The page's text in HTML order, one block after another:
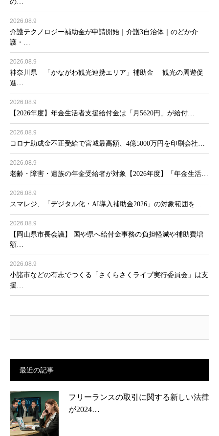
の…
2026.08.9
介護テクノロジー補助金が申請開始｜介護3自治体｜のどか介
護・…
2026.08.9
神奈川県 「かながわ観光連携エリア」補助金 観光の周遊促
進…
2026.08.9
【2026年度】年金生活者支援給付金は「月5620円」が給付…
2026.08.9
コロナ助成金不正受給で宮城最高額、4億5000万円を印刷会社…
2026.08.9
老齢・障害・遺族の年金受給者が対象【2026年度】「年金生活…
2026.08.9
スマレジ、「デジタル化・AI導入補助金2026」の対象範囲を…
2026.08.9
【岡山県市長会議】 国や県へ給付金事務の負担軽減や補助費増
額…
2026.08.9
小諸市などの有志でつくる「さくらさくライブ実行委員会」は支
援…
最近の記事
フリーランスの取引に関する新しい法律
が2024…